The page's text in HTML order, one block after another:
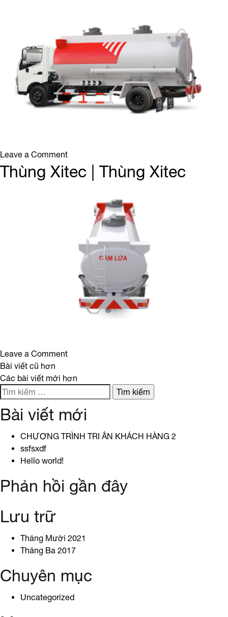
Leave a Commenton
SR300_XZU720_ThungXitec_6
Thùng Xitec | Thùng Xitec
Leave a Commenton
Xitec
Thùng
Xitec
Điều
hướng
bài
viết
Bài viết cũ hơn
Các bài viết mới hơn
Tìm
kiếm
cho:
Bài viết mới
CHƯƠNG TRÌNH TRI ÂN KHÁCH HÀNG 2
ssfsxdf
Hello world!
Phản hồi gần đây
Lưu trữ
Tháng Mười 2021
Tháng Ba 2017
Chuyên mục
Uncategorized